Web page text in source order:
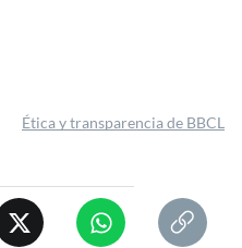
Ética y transparencia de BBCL